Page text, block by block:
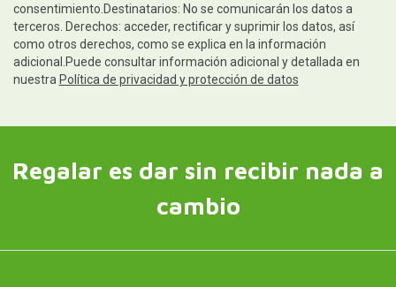
consentimiento.Destinatarios: No se comunicarán los datos a
terceros. Derechos: acceder, rectificar y suprimir los datos, así
como otros derechos, como se explica en la información
adicional.Puede consultar información adicional y detallada en
nuestra Política de privacidad y protección de datos
Regalar es dar sin recibir nada a
cambio